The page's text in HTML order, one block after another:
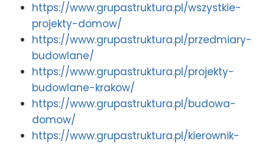
https://www.grupastruktura.pl/wszystkie-
projekty-domow/
https://www.grupastruktura.pl/przedmiary-
budowlane/
https://www.grupastruktura.pl/projekty-
budowlane-krakow/
https://www.grupastruktura.pl/budowa-
domow/
https://www.grupastruktura.pl/kierownik-